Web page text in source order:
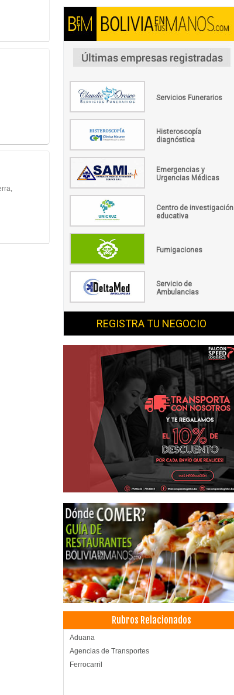
Servicios Funerarios
Histeroscopía
diagnóstica
Emergencias y
Urgencias Médicas
Centro de investigación
educativa
Fumigaciones
Servicio de
Ambulancias
REGISTRA TU NEGOCIO
Rubros Relacionados
Aduana
Agencias de Transportes
Ferrocarril